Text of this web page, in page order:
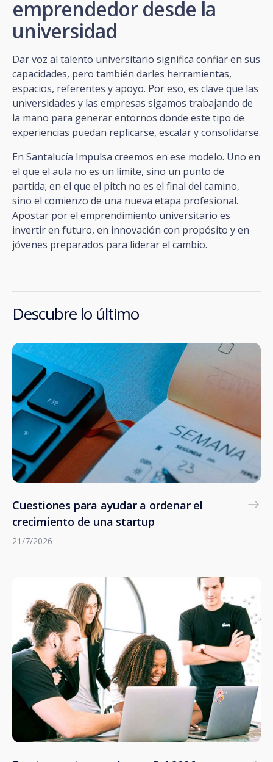
emprendedor desde la
universidad
Dar voz al talento universitario significa confiar en sus
capacidades, pero también darles herramientas,
espacios, referentes y apoyo. Por eso, es clave que las
universidades y las empresas sigamos trabajando de
la mano para generar entornos donde este tipo de
experiencias puedan replicarse, escalar y consolidarse.
En Santalucía Impulsa creemos en ese modelo. Uno en
el que el aula no es un límite, sino un punto de
partida; en el que el pitch no es el final del camino,
sino el comienzo de una nueva etapa profesional.
Apostar por el emprendimiento universitario es
invertir en futuro, en innovación con propósito y en
jóvenes preparados para liderar el cambio.
Descubre lo último
Cuestiones para ayudar a ordenar el
crecimiento de una startup
21/7/2026